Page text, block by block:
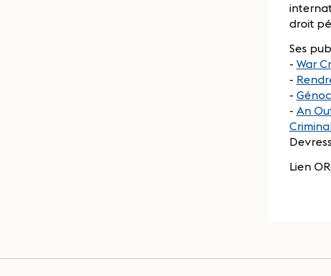
droit
Ses
- War
-
-
- An
Lien